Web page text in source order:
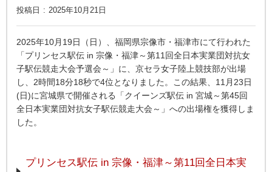
投稿日 2025年10月21日
2025年10月19日（日）、福岡県宗像市・福津市にて行われた
「プリンセス駅伝 in 宗像・福津～第11回全日本実業団対抗女
子駅伝競走大会予選会～」に、京セラ女子陸上競技部が出場
し、2時間18分18秒で4位となりました。この結果、11月23日
(日)に宮城県で開催される「クイーンズ駅伝 in 宮城～第45回
全日本実業団対抗女子駅伝競走大会～」への出場権を獲得しま
した。
プリンセス駅伝 in 宗像・福津～第11回全日本実